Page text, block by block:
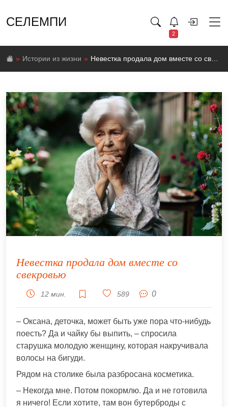
СЕЛЕМПИ
2
Истории из жизни Невестка продала дом вместе со свекровью
Невестка продала дом вместе со
свекровью
12 мин. 589 0
– Оксана, деточка, может быть уже пора что-нибудь
поесть? Да и чайку бы выпить, – спросила
старушка молодую женщину, которая накручивала
волосы на бигуди.
Рядом на столике была разбросана косметика.
– Некогда мне. Потом покормлю. Да и не готовила
я ничего! Если хотите, там вон бутерброды с